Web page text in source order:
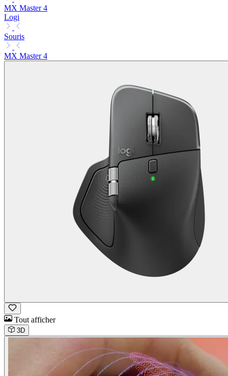
MX Master 4
Logi
Souris
MX Master 4
Tout afficher
3D